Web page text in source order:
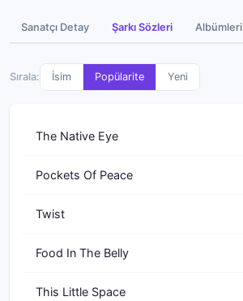
Sanatçı Detay Şarkı Sözleri Albümleri
Sırala: İsim Popülarite Yeni
The Native Eye
Pockets Of Peace
Twist
Food In The Belly
This Little Space